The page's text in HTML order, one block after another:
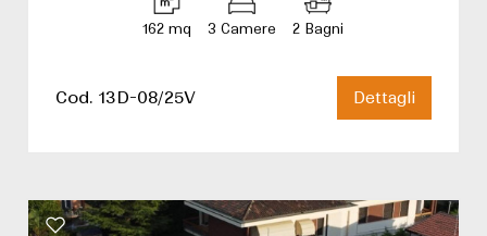
162 mq 3 Camere 2 Bagni
Cod. 13D-08/25V Dettagli